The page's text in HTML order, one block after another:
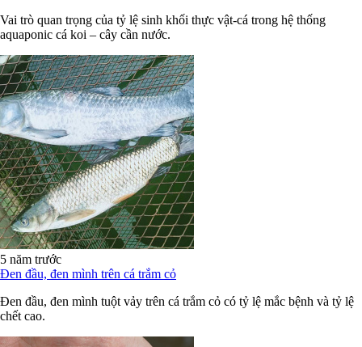
Vai trò quan trọng của tỷ lệ sinh khối thực vật-cá trong hệ thống
aquaponic cá koi – cây cần nước.
5 năm trước
Đen đầu, đen mình trên cá trắm cỏ
Đen đầu, đen mình tuột vảy trên cá trắm cỏ có tỷ lệ mắc bệnh và tỷ lệ
chết cao.